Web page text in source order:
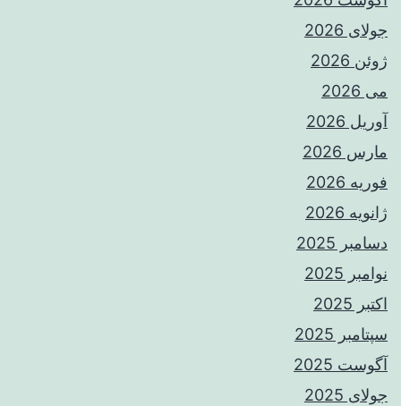
جولای 2026
ژوئن 2026
می 2026
آوریل 2026
مارس 2026
فوریه 2026
ژانویه 2026
دسامبر 2025
نوامبر 2025
اکتبر 2025
سپتامبر 2025
آگوست 2025
جولای 2025